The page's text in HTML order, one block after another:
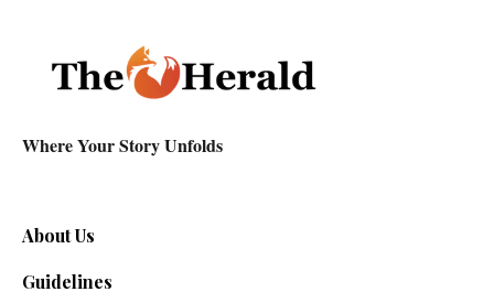
Where Your Story Unfolds
About Us
Guidelines